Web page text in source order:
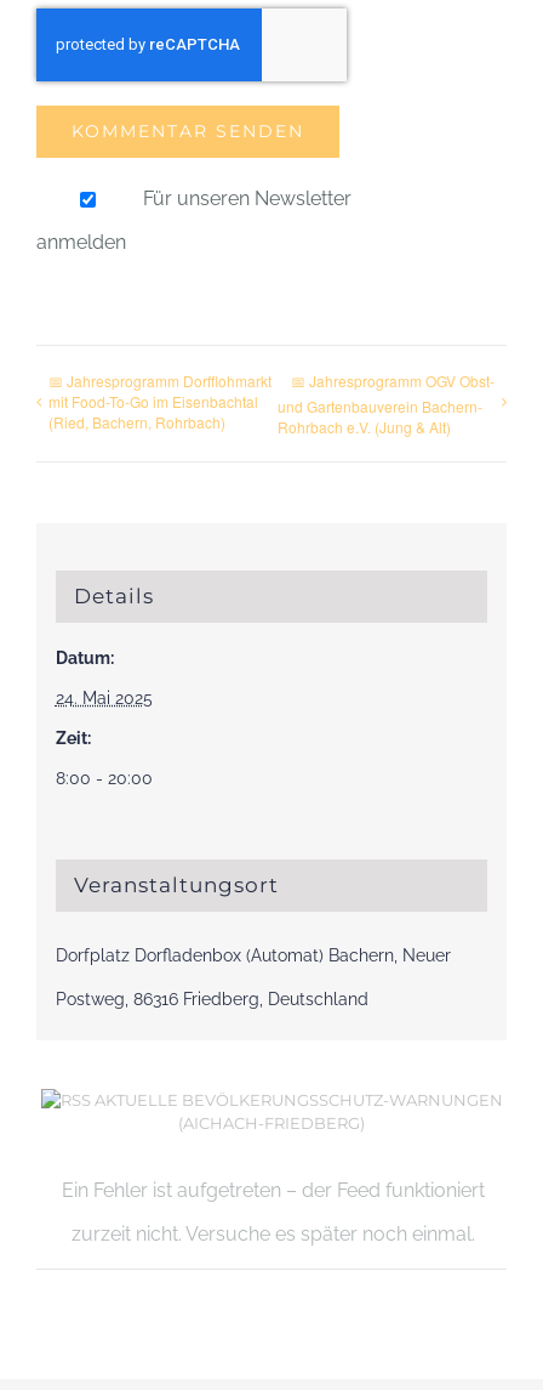
Für unseren Newsletter
anmelden
📅 Jahresprogramm Dorfflohmarkt
mit Food-To-Go im Eisenbachtal
(Ried, Bachern, Rohrbach)
📅 Jahresprogramm OGV Obst-
und Gartenbauverein Bachern-
Rohrbach e.V. (Jung & Alt)
Details
Datum:
24. Mai 2025
Zeit:
8:00 - 20:00
Veranstaltungsort
Dorfplatz Dorfladenbox (Automat) Bachern, Neuer
Postweg, 86316 Friedberg, Deutschland
AKTUELLE BEVÖLKERUNGSSCHUTZ-WARNUNGEN
(AICHACH-FRIEDBERG)
Ein Fehler ist aufgetreten – der Feed funktioniert
zurzeit nicht. Versuche es später noch einmal.